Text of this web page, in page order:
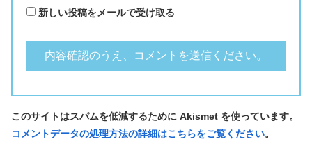
新しい投稿をメールで受け取る
このサイトはスパムを低減するために Akismet を使っています。
コメントデータの処理方法の詳細はこちらをご覧ください。